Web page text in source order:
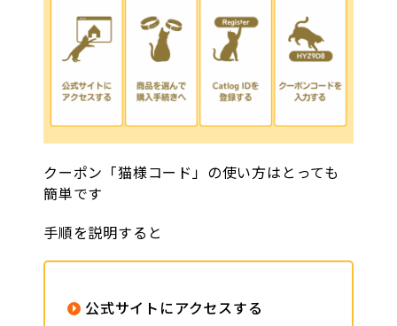
クーポン「猫様コード」の使い方はとっても
簡単です
手順を説明すると
公式サイトにアクセスする